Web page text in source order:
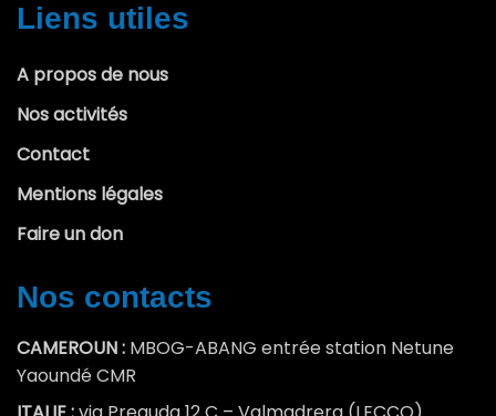
Liens utiles
A propos de nous
Nos activités
Contact
Mentions légales
Faire un don
Nos contacts
CAMEROUN : MBOG-ABANG entrée station Netune
Yaoundé CMR